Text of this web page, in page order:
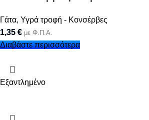
Γάτα, Υγρά τροφή - Κονσέρβες
1,35 € με Φ.Π.Α.
Διαβάστε περισσότερα
Εξαντλημένο